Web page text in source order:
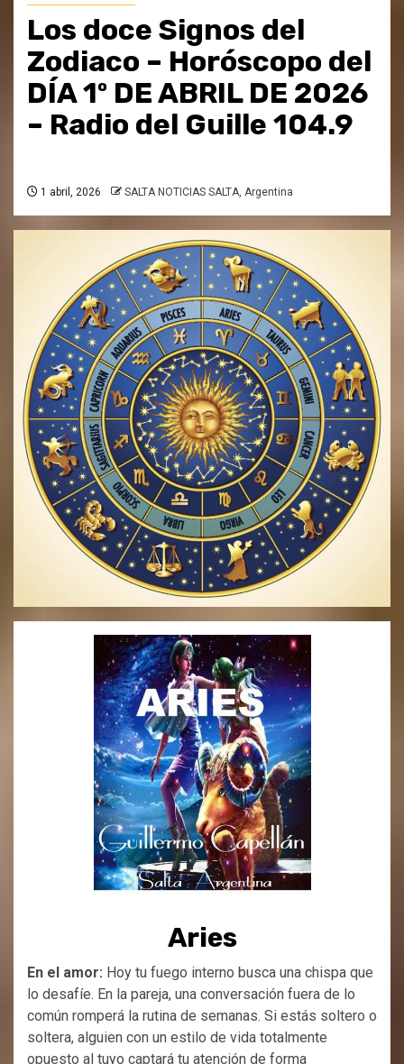
Los doce Signos del
Zodiaco – Horóscopo del
DÍA 1º DE ABRIL DE 2026
– Radio del Guille 104.9
1 abril, 2026 SALTA NOTICIAS SALTA, Argentina
Aries
En el amor: Hoy tu fuego interno busca una chispa que
lo desafíe. En la pareja, una conversación fuera de lo
común romperá la rutina de semanas. Si estás soltero o
soltera, alguien con un estilo de vida totalmente
opuesto al tuyo captará tu atención de forma